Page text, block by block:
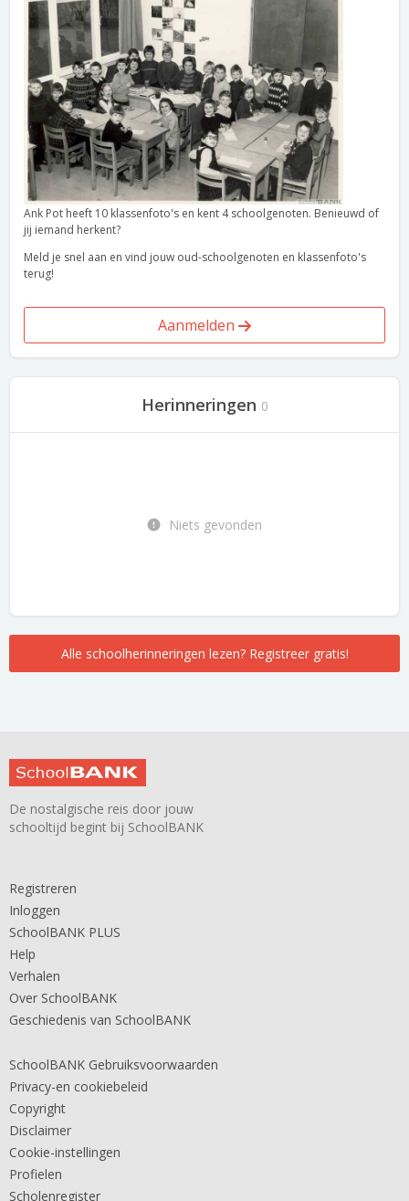
Ank Pot heeft 10 klassenfoto's en kent 4 schoolgenoten. Benieuwd of
jij iemand herkent?
Meld je snel aan en vind jouw oud-schoolgenoten en klassenfoto's
terug!
Aanmelden
Herinneringen 0
Niets gevonden
Alle schoolherinneringen lezen? Registreer gratis!
De nostalgische reis door jouw
schooltijd begint bij SchoolBANK
Registreren
Inloggen
SchoolBANK PLUS
Help
Verhalen
Over SchoolBANK
Geschiedenis van SchoolBANK
SchoolBANK Gebruiksvoorwaarden
Privacy-en cookiebeleid
Copyright
Disclaimer
Cookie-instellingen
Profielen
Scholenregister